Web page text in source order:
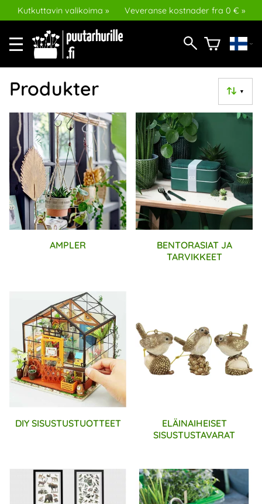
Kutkuttavin valikoima » Veveranse kostnader fra 0 € »
▼
Produkter
AMPLER
BENTORASIAT JA
TARVIKKEET
DIY SISUSTUSTUOTTEET
ELÄINAIHEISET
SISUSTUSTAVARAT